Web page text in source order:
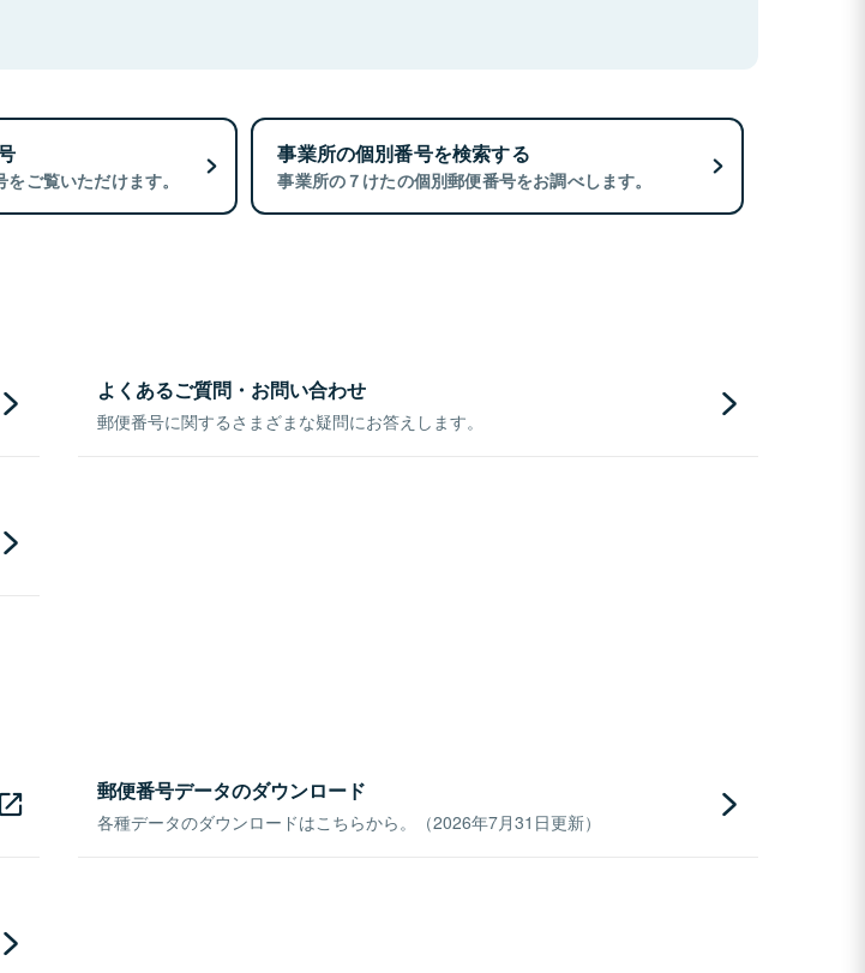
ご覧いただけます。
事業所の個別番号を検索する
事業所の７けたの個別郵便番号をお調べします。
よくあるご質問・お問い合わせ
郵便番号に関するさまざまな疑問にお答えします。
郵便番号データのダウンロード
各種データのダウンロードはこちらから。（2026年7月31日更新）